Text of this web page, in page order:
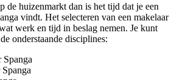
de huizenmarkt dan is het tijd dat je een
vindt. Het selecteren van een makelaar
werk en tijd in beslag nemen. Je kunt
onderstaande disciplines:
Spanga